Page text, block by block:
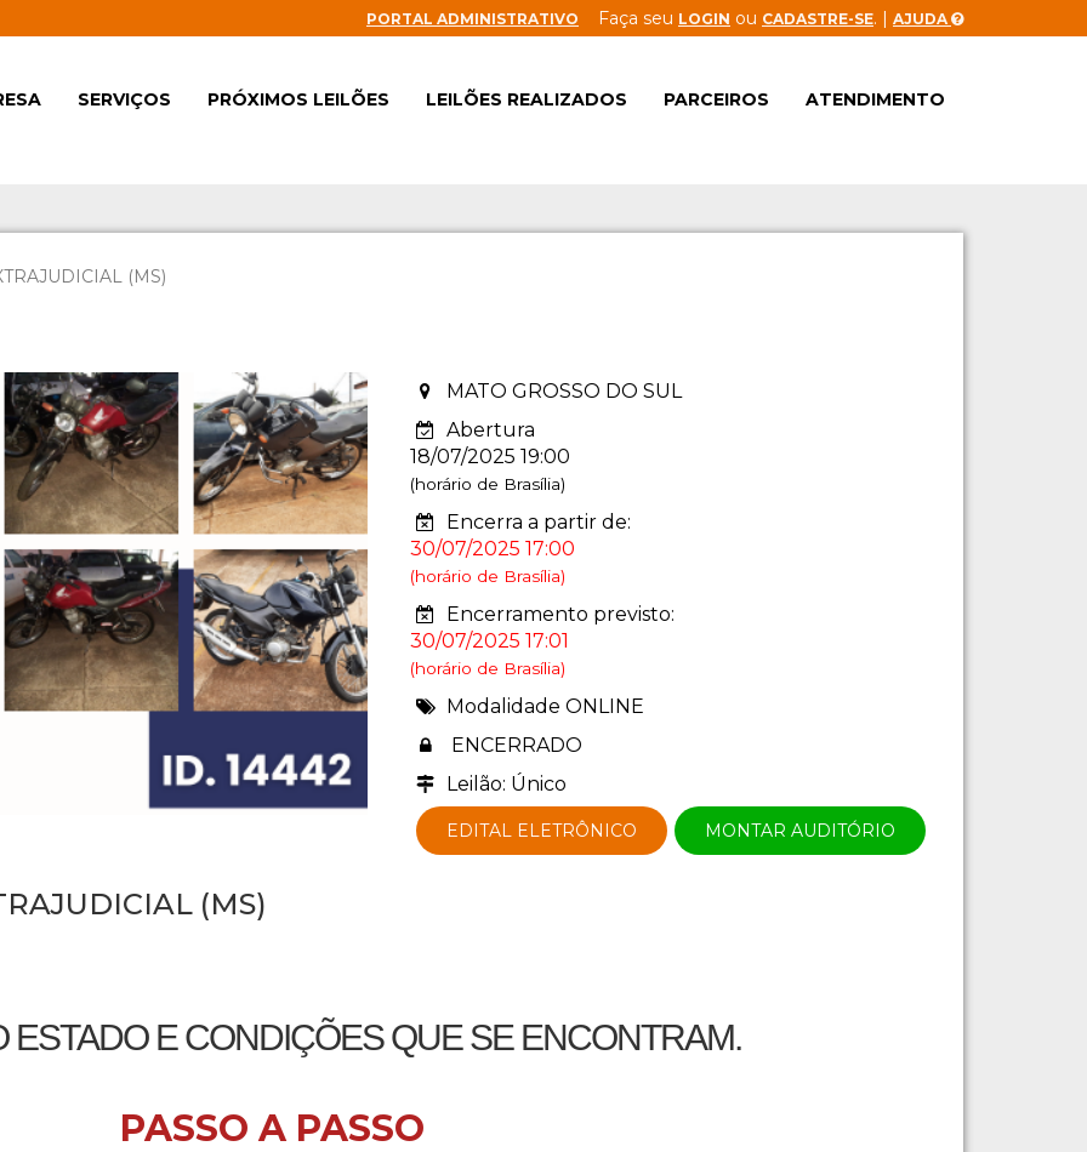
PORTAL ADMINISTRATIVO Faça seu LOGIN ou CADASTRE-SE. | AJUDA
SERVIÇOS PRÓXIMOS LEILÕES LEILÕES REALIZADOS PARCEIROS ATENDIMENTO
(MS)
MATO GROSSO DO SUL
Abertura
18/07/2025 19:00
(horário de Brasília)
Encerra a partir de:
30/07/2025 17:00
(horário de Brasília)
Encerramento previsto:
30/07/2025 17:01
(horário de Brasília)
Modalidade ONLINE
ENCERRADO
Leilão: Único
EDITAL ELETRÔNICO MONTAR AUDITÓRIO
(MS)
ESTADO E CONDIÇÕES QUE SE ENCONTRAM.
PASSO A PASSO